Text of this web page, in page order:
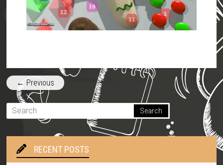
← Previous
RECENT POSTS